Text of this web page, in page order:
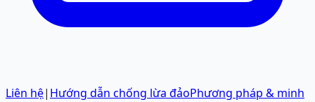
Liên hệ| Hướng dẫn chống lừa đảoPhương pháp & minh